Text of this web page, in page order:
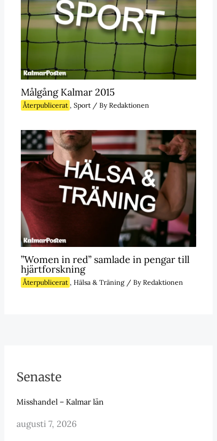
Målgång Kalmar 2015
Återpublicerat , Sport/ ByRedaktionen
”Women in red” samlade in pengar till
hjärtforskning
Återpublicerat , Hälsa & Träning/ ByRedaktionen
Senaste
Misshandel – Kalmar län
augusti 7, 2026